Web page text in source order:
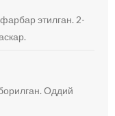
этилган. 2-
Оддий